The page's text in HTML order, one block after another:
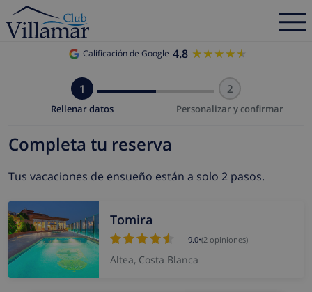
Calificación de Google 4.8 ★★★★★
★★★★★
1
Rellenar datos
2
Personalizar y confirmar
Completa tu reserva
Tus vacaciones de ensueño están a solo 2 pasos.
Tomira
9.0•(2 opiniones)
Altea, Costa Blanca